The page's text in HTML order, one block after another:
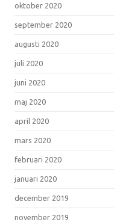
oktober 2020
september 2020
augusti 2020
juli 2020
juni 2020
maj 2020
april 2020
mars 2020
februari 2020
januari 2020
december 2019
november 2019